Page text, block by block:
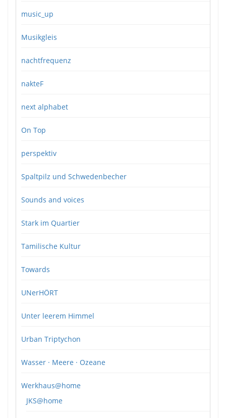
music_up
Musikgleis
nachtfrequenz
nakteF
next alphabet
On Top
perspektiv
Spaltpilz und Schwedenbecher
Sounds and voices
Stark im Quartier
Tamilische Kultur
Towards
UNerHÖRT
Unter leerem Himmel
Urban Triptychon
Wasser · Meere · Ozeane
Werkhaus@home
JKS@home